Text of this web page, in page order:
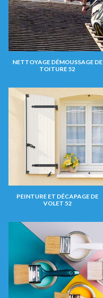
NETTOYAGE DÉMOUSSAGE DE
TOITURE 52
PEINTURE ET DÉCAPAGE DE
VOLET 52